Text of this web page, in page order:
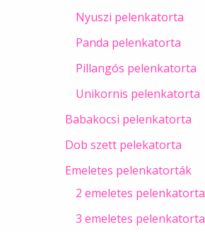
Nyuszi pelenkatorta
Panda pelenkatorta
Pillangós pelenkatorta
Unikornis pelenkatorta
Babakocsi pelenkatorta
Dob szett pelekatorta
Emeletes pelenkatorták
2 emeletes pelenkatorta
3 emeletes pelenkatorta